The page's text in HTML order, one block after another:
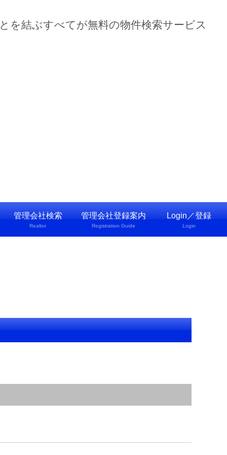
を結ぶすべてが無料の物件検索サービス
管理会社検索
Realtor
管理会社登録案内
Registration Guide
Login／登録
Login